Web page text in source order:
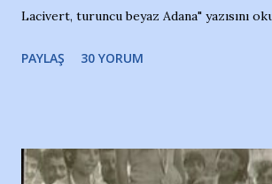
Lacivert, turuncu beyaz Adana" yazısını
irkildim.. "Bursasporlu taraftarlar, İstanbul
ve ürünlerini Bursa şehrinde görmek
PAYLAŞ 30 YORUM